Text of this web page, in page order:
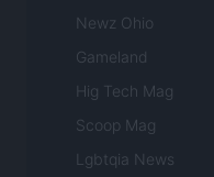
Newz Ohio
Gameland
Hig Tech Mag
Scoop Mag
Lgbtqia News